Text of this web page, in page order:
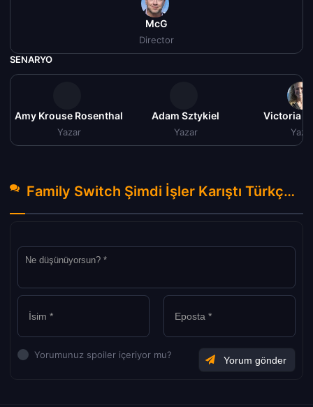
McG
Director
SENARYO
Amy Krouse Rosenthal
Yazar
Adam Sztykiel
Yazar
Victoria
Family Switch Şimdi İşler Karıştı Türkçe Dublaj izle (2023) Hakkında Yorumlar
Yorumunuz spoiler içeriyor mu?